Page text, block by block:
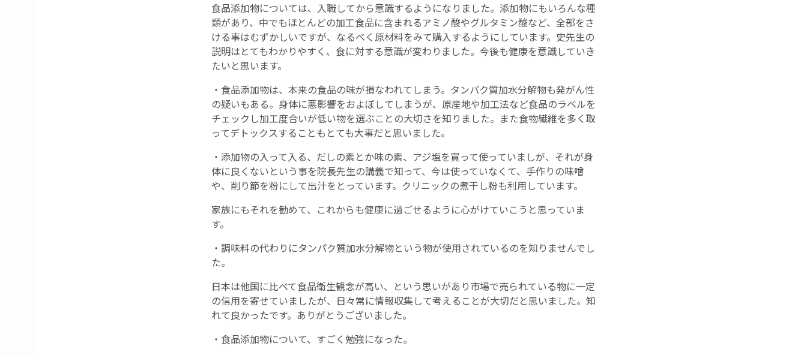
食品添加物については、入職してから意識するようになりました。添加物にもいろんな種
類があり、中でもほとんどの加工食品に含まれるアミノ酸やグルタミン酸など、全部をさ
ける事はむずかしいですが、なるべく原材料をみて購入するようにしています。史先生の
説明はとてもわかりやすく、食に対する意識が変わりました。今後も健康を意識していき
たいと思います。
・食品添加物は、本来の食品の味が損なわれてしまう。タンパク質加水分解物も発がん性
の疑いもある。身体に悪影響をおよぼしてしまうが、原産地や加工法など食品のラベルを
チェックし加工度合いが低い物を選ぶことの大切さを知りました。また食物繊維を多く取
ってデトックスすることもとても大事だと思いました。
・添加物の入って入る、だしの素とか味の素、アジ塩を買って使っていましが、それが身
体に良くないという事を院長先生の講義で知って、今は使っていなくて、手作りの味噌
や、削り節を粉にして出汁をとっています。クリニックの煮干し粉も利用しています。
家族にもそれを勧めて、これからも健康に過ごせるように心がけていこうと思っていま
す。
・調味料の代わりにタンパク質加水分解物という物が使用されているのを知りませんでし
た。
日本は他国に比べて食品衛生観念が高い、という思いがあり市場で売られている物に一定
の信用を寄せていましたが、日々常に情報収集して考えることが大切だと思いました。知
れて良かったです。ありがとうございました。
・食品添加物について、すごく勉強になった。